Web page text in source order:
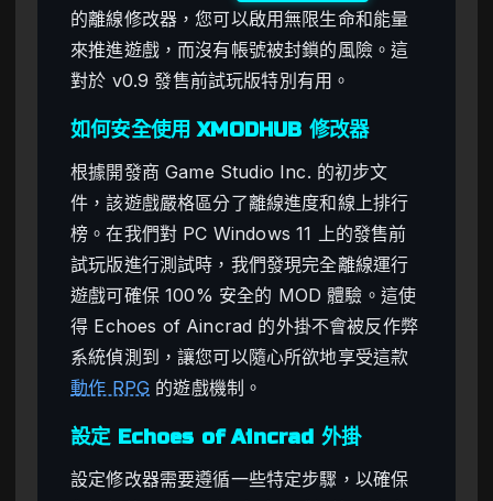
的離線修改器，您可以啟用無限生命和能量
來推進遊戲，而沒有帳號被封鎖的風險。這
對於 v0.9 發售前試玩版特別有用。
如何安全使用 XMODHUB 修改器
根據開發商 Game Studio Inc. 的初步文
件，該遊戲嚴格區分了離線進度和線上排行
榜。在我們對 PC Windows 11 上的發售前
試玩版進行測試時，我們發現完全離線運行
遊戲可確保 100% 安全的 MOD 體驗。這使
得 Echoes of Aincrad 的外掛不會被反作弊
系統偵測到，讓您可以隨心所欲地享受這款
動作 RPG 的遊戲機制。
設定 Echoes of Aincrad 外掛
設定修改器需要遵循一些特定步驟，以確保